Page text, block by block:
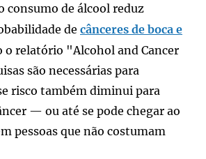
consumo de álcool reduz
de cânceres de boca e
o relatório "Alcohol and Cancer
são necessárias para
risco também diminui para
— ou até se pode chegar ao
pessoas que não costumam